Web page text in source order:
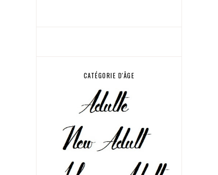
CATÉGORIE D'ÂGE